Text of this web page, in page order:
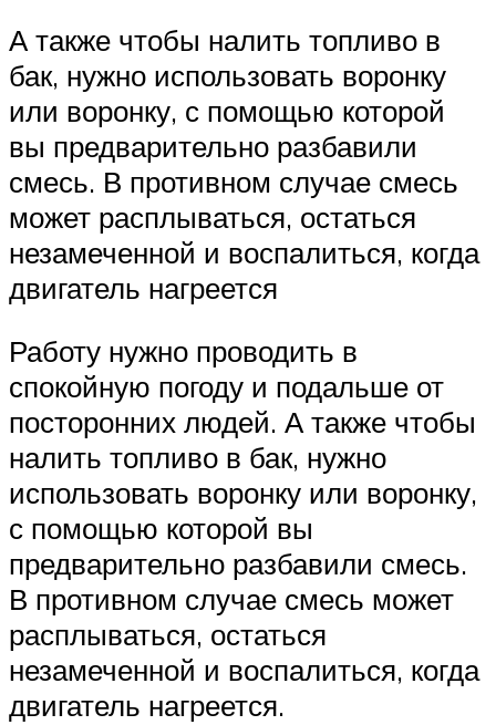
А также чтобы налить топливо в
бак, нужно использовать воронку
или воронку, с помощью которой
вы предварительно разбавили
смесь. В противном случае смесь
может расплываться, остаться
незамеченной и воспалиться, когда
двигатель нагреется
Работу нужно проводить в
спокойную погоду и подальше от
посторонних людей. А также чтобы
налить топливо в бак, нужно
использовать воронку или воронку,
с помощью которой вы
предварительно разбавили смесь.
В противном случае смесь может
расплываться, остаться
незамеченной и воспалиться, когда
двигатель нагреется.